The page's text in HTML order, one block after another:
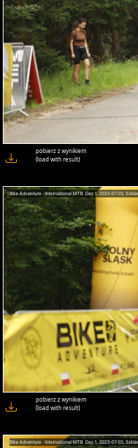
pobierz z wynikiem
(load with result)
pobierz z wynikiem
(load with result)